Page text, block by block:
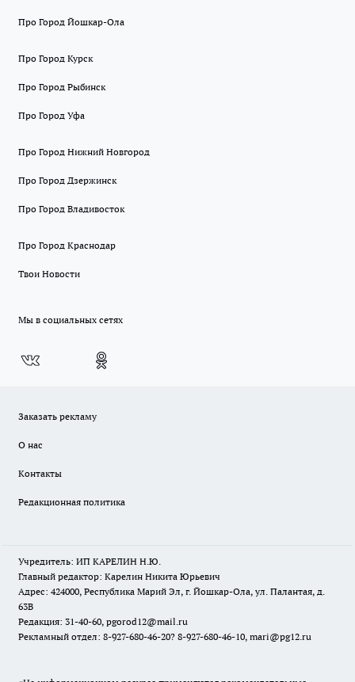
Про Город Йошкар-Ола
Про Город Курск
Про Город Рыбинск
Про Город Уфа
Про Город Нижний Новгород
Про Город Дзержинск
Про Город Владивосток
Про Город Краснодар
Твои Новости
Мы в социальных сетях
Заказать рекламу
О нас
Контакты
Редакционная политика
Учредитель: ИП КАРЕЛИН Н.Ю.
Главный редактор: Карелин Никита Юрьевич
Адрес: 424000, Республика Марий Эл, г. Йошкар-Ола, ул. Палантая, д.
63В
Редакция: 31-40-60, pgorod12@mail.ru
Рекламный отдел: 8-927-680-46-20? 8-927-680-46-10, mari@pg12.ru